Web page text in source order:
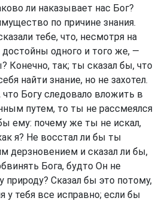
ли наказывает нас Бог?
по причине знания.
тебе, что, несмотря на
одного и того же, —
Конечно, так; ты сказал бы, что
найти знание, но не захотел.
Богу следовало вложить в
путем, то ты не рассмеялся
ему: почему же ты не искал,
я? Не восстал ли бы ты
дерзновением и сказал ли бы,
Бога, будто Он не
природу? Сказал бы это потому,
у тебя все исправно; если бы